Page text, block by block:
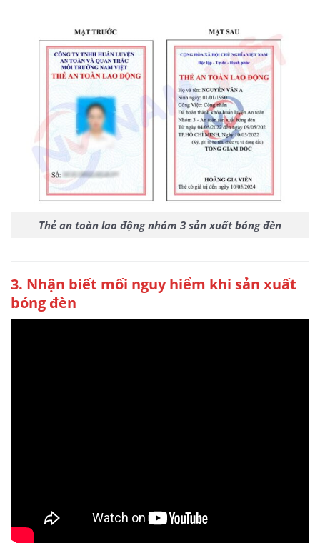
Thẻ an toàn lao động nhóm 3 sản xuất bóng đèn
3. Nhận biết mối nguy hiểm khi sản xuất
bóng đèn